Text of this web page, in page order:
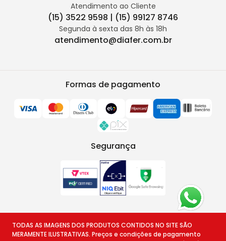
Atendimento ao Cliente
(15) 3522 9598 | (15) 99127 8746
Segunda à sexta das 8h às 18h
atendimento@diafer.com.br
Formas de pagamento
Segurança
TODAS AS IMAGENS DOS PRODUTOS CONTIDOS NO SITE SÃO
MERAMENTE ILUSTRATIVAS. Preços e condições de pagamento